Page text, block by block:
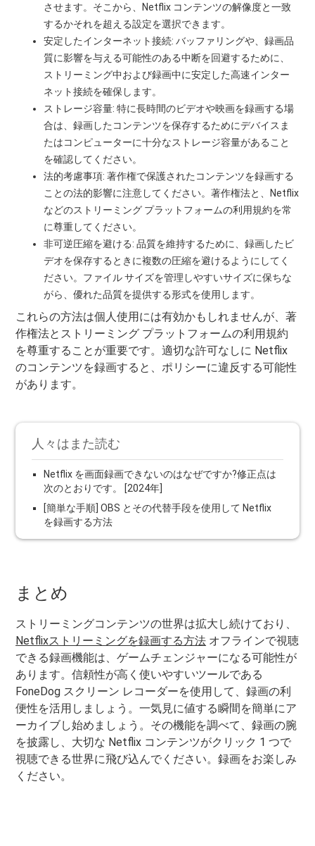
させます。そこから、Netflix コンテンツの解像度と一致
するかそれを超える設定を選択できます。
安定したインターネット接続: バッファリングや、録画品
質に影響を与える可能性のある中断を回避するために、
ストリーミング中および録画中に安定した高速インター
ネット接続を確保します。
ストレージ容量: 特に長時間のビデオや映画を録画する場
合は、録画したコンテンツを保存するためにデバイスま
たはコンピューターに十分なストレージ容量があること
を確認してください。
法的考慮事項: 著作権で保護されたコンテンツを録画する
ことの法的影響に注意してください。著作権法と、Netflix
などのストリーミング プラットフォームの利用規約を常
に尊重してください。
非可逆圧縮を避ける: 品質を維持するために、録画したビ
デオを保存するときに複数の圧縮を避けるようにしてく
ださい。ファイル サイズを管理しやすいサイズに保ちな
がら、優れた品質を提供する形式を使用します。
これらの方法は個人使用には有効かもしれませんが、著
作権法とストリーミング プラットフォームの利用規約
を尊重することが重要です。適切な許可なしに Netflix
のコンテンツを録画すると、ポリシーに違反する可能性
があります。
人々はまた読む
Netflix を画面録画できないのはなぜですか?修正点は
次のとおりです。 [2024年]
[簡単な手順] OBS とその代替手段を使用して Netflix
を録画する方法
まとめ
ストリーミングコンテンツの世界は拡大し続けており、
Netflixストリーミングを録画する方法 オフラインで視聴
できる録画機能は、ゲームチェンジャーになる可能性が
あります。信頼性が高く使いやすいツールである
FoneDog スクリーン レコーダーを使用して、録画の利
便性を活用しましょう。一気見に値する瞬間を簡単にア
ーカイブし始めましょう。その機能を調べて、録画の腕
を披露し、大切な Netflix コンテンツがクリック 1 つで
視聴できる世界に飛び込んでください。録画をお楽しみ
ください。